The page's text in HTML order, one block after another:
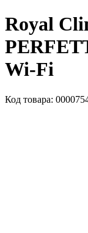
Royal
Wi-Fi
Код товара: